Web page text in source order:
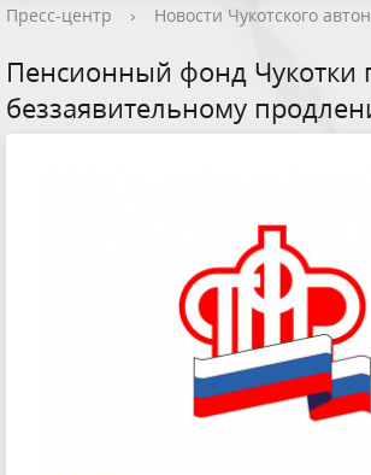
Пресс-центр › Новости Чукотского
Пенсионный фонд Чукотки
беззаявительному